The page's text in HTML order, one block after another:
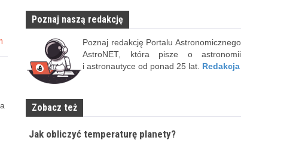
Poznaj naszą redakcję
Poznaj redakcję Portalu Astronomicznego
AstroNET, która pisze o astronomii
i astronautyce od ponad 25 lat. Redakcja
Zobacz też
Jak obliczyć temperaturę planety?